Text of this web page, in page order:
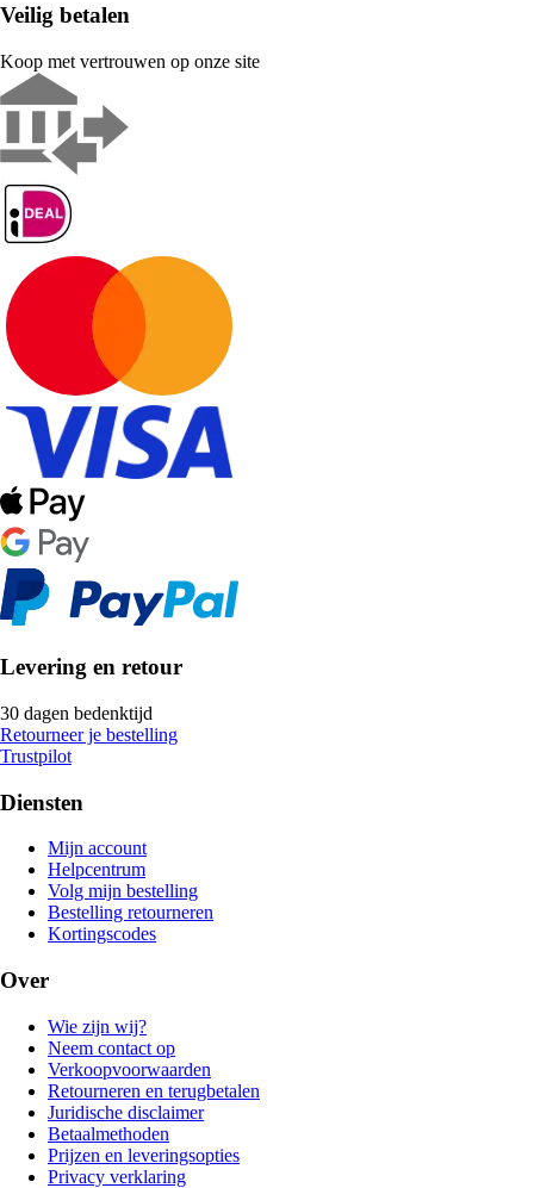
Veilig betalen
Koop met vertrouwen op onze site
Levering en retour
30 dagen bedenktijd
Retourneer je bestelling
Trustpilot
Diensten
Mijn account
Helpcentrum
Volg mijn bestelling
Bestelling retourneren
Kortingscodes
Over
Wie zijn wij?
Neem contact op
Verkoopvoorwaarden
Retourneren en terugbetalen
Juridische disclaimer
Betaalmethoden
Prijzen en leveringsopties
Privacy verklaring